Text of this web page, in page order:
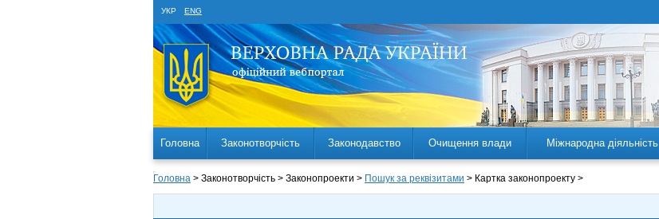
УКР ENG
Головна Законотворчість Законодавство Очищення влади Міжнародна діяльність
Головна > Законотворчість > Законопроекти > Пошук за реквізитами > Картка законопроекту >